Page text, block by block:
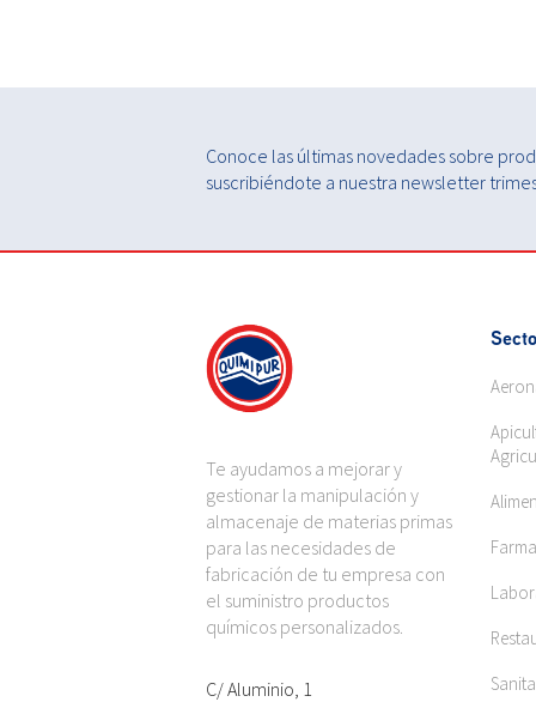
Conoce las últimas novedades sobre
suscribiéndote a nuestra newsletter
Te ayudamos a mejorar y
gestionar la manipulación y
almacenaje de materias primas
para las necesidades de
fabricación de tu empresa con
el suministro productos
químicos personalizados.
C/ Aluminio, 1